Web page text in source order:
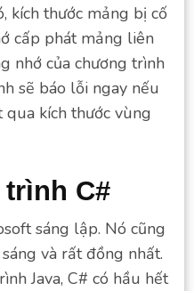
kích thước mảng bị cố
cấp phát mảng liên
nhớ của chương trình
sẽ báo lỗi ngay nếu
qua kích thước vùng
C#
sáng lập. Nó cũng
và rất đồng nhất.
Java, C# có hầu hết